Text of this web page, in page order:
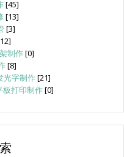
[45]
[13]
[3]
制作[0]
[8]
光字制作[21]
打印制作[0]